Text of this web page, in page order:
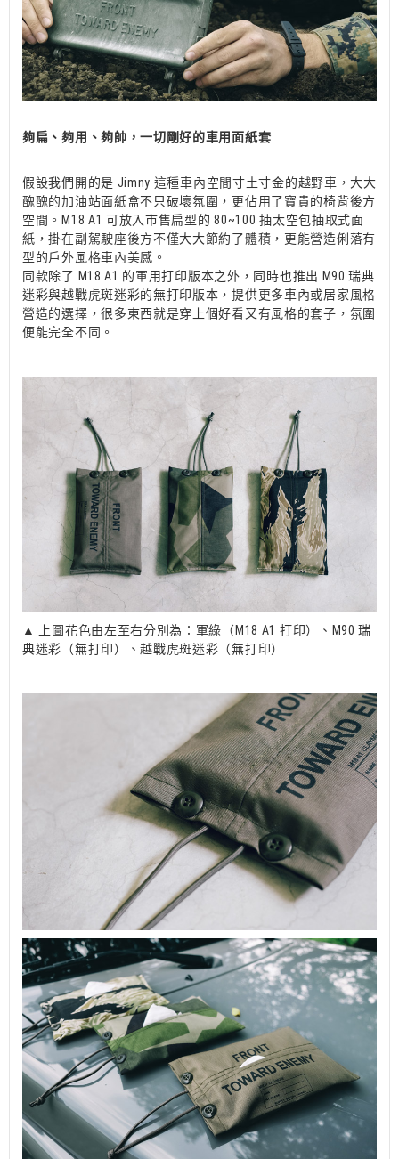
夠扁、夠用、夠帥，一切剛好的車用面紙套
假設我們開的是 Jimny 這種車內空間寸土寸金的越野車，大大
醜醜的加油站面紙盒不只破壞氛圍，更佔用了寶貴的椅背後方
空間。M18 A1 可放入市售扁型的 80~100 抽太空包抽取式面
紙，掛在副駕駛座後方不僅大大節約了體積，更能營造俐落有
型的戶外風格車內美感。
同款除了 M18 A1 的軍用打印版本之外，同時也推出 M90 瑞典
迷彩與越戰虎斑迷彩的無打印版本，提供更多車內或居家風格
營造的選擇，很多東西就是穿上個好看又有風格的套子，氛圍
便能完全不同。
▲ 上圖花色由左至右分別為：軍綠（M18 A1 打印）、M90 瑞
典迷彩（無打印）、越戰虎斑迷彩（無打印）